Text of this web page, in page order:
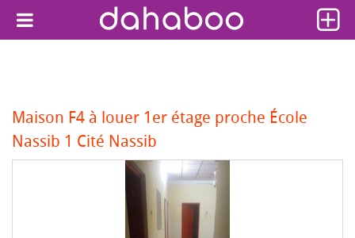
Maison F4 à louer 1er étage proche École
Nassib 1 Cité Nassib